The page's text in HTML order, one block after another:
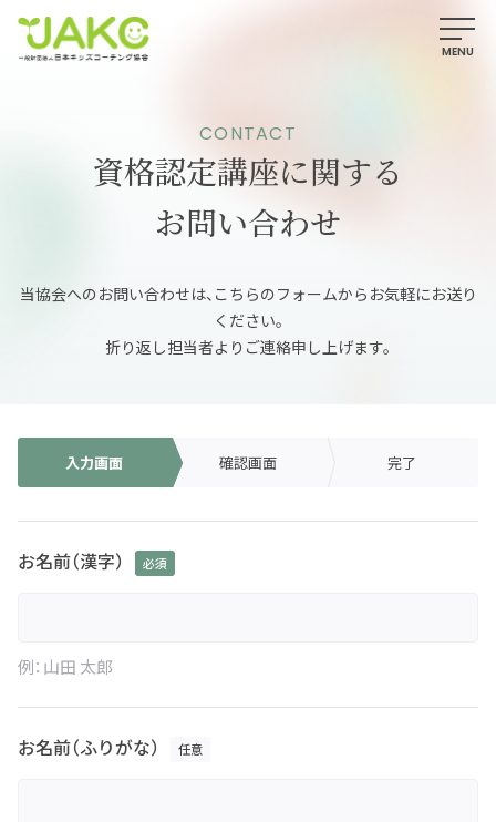
CONTACT
資格認定講座に関する
お問い合わせ
当協会へのお問い合わせは、こちらのフォームからお気軽にお送り
ください。
折り返し担当者よりご連絡申し上げます。
入力画面 確認画面 完了
お名前（漢字）
例：山田 太郎
お名前（ふりがな）